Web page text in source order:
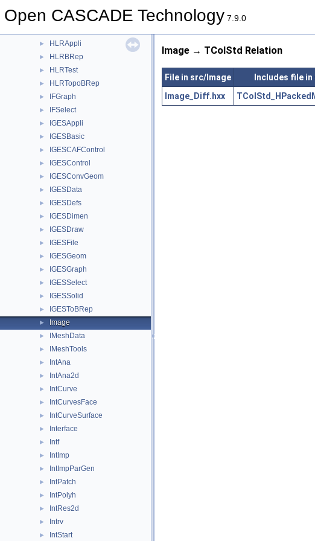
Open CASCADE Technology 7.9.0
► Hermit
► HLRAppli
► HLRBRep
► HLRTest
► HLRTopoBRep
► IFGraph
► IFSelect
► IGESAppli
► IGESBasic
► IGESCAFControl
► IGESControl
► IGESConvGeom
► IGESData
► IGESDefs
► IGESDimen
► IGESDraw
► IGESFile
► IGESGeom
► IGESGraph
► IGESSelect
► IGESSolid
► IGESToBRep
► Image
► IMeshData
► IMeshTools
► IntAna
► IntAna2d
► IntCurve
► IntCurvesFace
► IntCurveSurface
► Interface
► Intf
► IntImp
► IntImpParGen
► IntPatch
► IntPolyh
► IntRes2d
► Intrv
► IntStart
Image → TColStd Relation
File in src/Image
Includes file
Image_Diff.hxx